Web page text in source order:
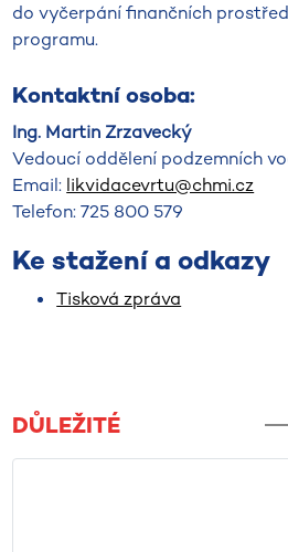
do vyčerpání finančních
programu.
Kontaktní osoba:
Ing. Martin Zrzavecký
Vedoucí oddělení podzemních
Email: likvidacevrtu@chmi.cz
Telefon: 725 800 579
Ke stažení a odkazy
Tisková zpráva
DŮLEŽITÉ